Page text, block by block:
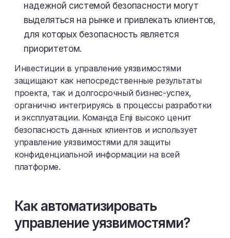
надежной системой безопасности могут
выделяться на рынке и привлекать клиентов,
для которых безопасность является
приоритетом.
Инвестиции в управление уязвимостями
защищают как непосредственные результаты
проекта, так и долгосрочный бизнес-успех,
органично интегрируясь в процессы разработки
и эксплуатации. Команда Enji высоко ценит
безопасность данных клиентов и использует
управление уязвимостями для защиты
конфиденциальной информации на всей
платформе.
Как автоматизировать
управление уязвимостями?